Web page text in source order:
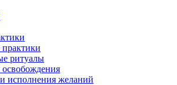
ритуалы
исполнения желаний